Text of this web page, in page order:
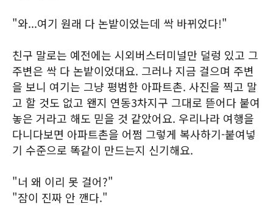
"와...여기 원래 다 논밭이었는데 싹 바뀌었다!"
친구 말로는 예전에는 시외버스터미널만 덜렁 있고 그
주변은 싹 다 논밭이었대요. 그러나 지금 걸으며 주변
을 보니 여기는 그냥 평범한 아파트촌. 사진을 찍고 말
고 할 것도 없고 왠지 연동3차지구 그대로 뜯어다 붙여
놓은 거라고 해도 믿을 것 같았어요. 우리나라 여행을
다니다보면 아파트촌을 어쩜 그렇게 복사하기-붙여넣
기 수준으로 똑같이 만드는지 신기해요.
"너 왜 이리 못 걸어?"
"잠이 진짜 안 깬다."